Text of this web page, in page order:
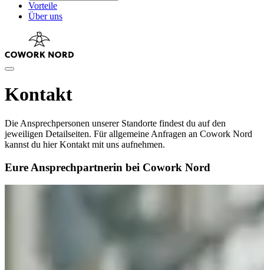
Vorteile
Über uns
Kontakt
Die Ansprechpersonen unserer Standorte findest du auf den
jeweiligen Detailseiten. Für allgemeine Anfragen an Cowork Nord
kannst du hier Kontakt mit uns aufnehmen.
Eure Ansprechpartnerin bei Cowork Nord